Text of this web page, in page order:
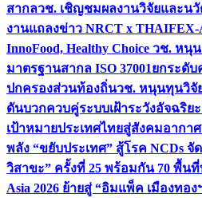
สากลวช. เชิญชมผลงานวิจัยและน
งานแถลงข่าว NRCT x THAIFEX-
InnoFood, Healthy Choice วช. หนุ
มาตรฐานสากล ISO 37001ยกระดั
ปกครองส่วนท้องถิ่นวช. หนุนทุนวิจั
ดันบวกควบคู่ระบบเฝ้าระวังอัจฉริย
เป้าหมายประเทศไทยสู่สังคมอากา
พลัง “ขยับประเทศ” สู้โรค NCDs จั
วิสาขะ” ครั้งที่ 25 พร้อมกัน 70 พื้น
Asia 2026 ย้ายสู่ “อิมแพ็ค เมืองทอ